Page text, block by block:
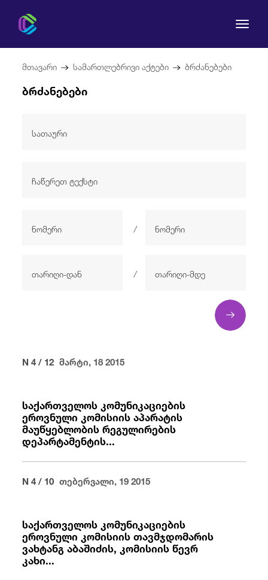
რეგულირება
Eng / ქარ fb in you
მთავარი სამართლებრივი აქტები ბრძანებები
ბრძანებები
/
/
N 4 / 12 მარტი, 18 2015
საქართველოს კომუნიკაციების
ეროვნული კომისიის აპარატის
მაუწყებლობის რეგულირების
დეპარტამენტის...
N 4 / 10 თებერვალი, 19 2015
საქართველოს კომუნიკაციების
ეროვნული კომისიის თავმჯდომარის
ვახტანგ აბაშიძის, კომისიის წევრ
კახი...